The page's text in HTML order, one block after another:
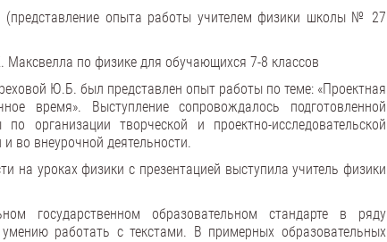
(представление опыта работы учителем физики школы № 27
по физике для обучающихся 7-8 классов
Ю.Б. был представлен опыт работы по теме: «Проектная
время». Выступление сопровождалось подготовленной
организации творческой и проектно-исследовательской
во внеурочной деятельности.
на уроках физики с презентацией выступила учитель физики
государственном образовательном стандарте в ряду
работать с текстами. В примерных образовательных